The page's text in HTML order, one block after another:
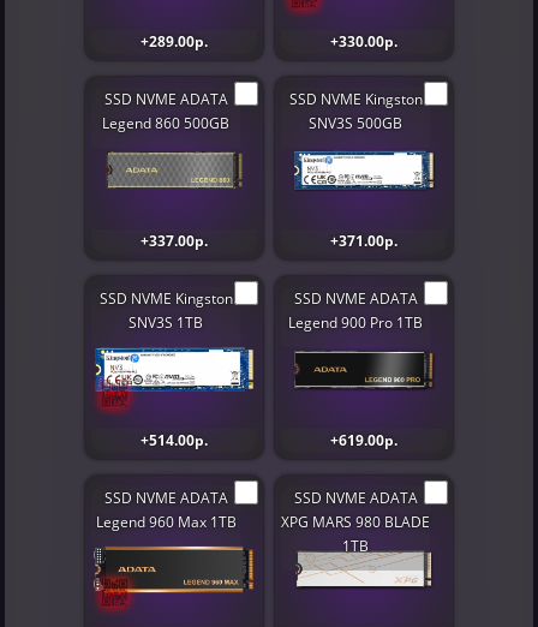
+289.00р. +330.00р.
SSD NVME ADATA
Legend 860 500GB
+337.00р.
SSD NVME Kingston
SNV3S 500GB
+371.00р.
SSD NVME Kingston
SNV3S 1TB
+514.00р.
SSD NVME ADATA
Legend 900 Pro 1TB
+619.00р.
SSD NVME ADATA
Legend 960 Max 1TB
SSD NVME ADATA
XPG MARS 980 BLADE
1TB